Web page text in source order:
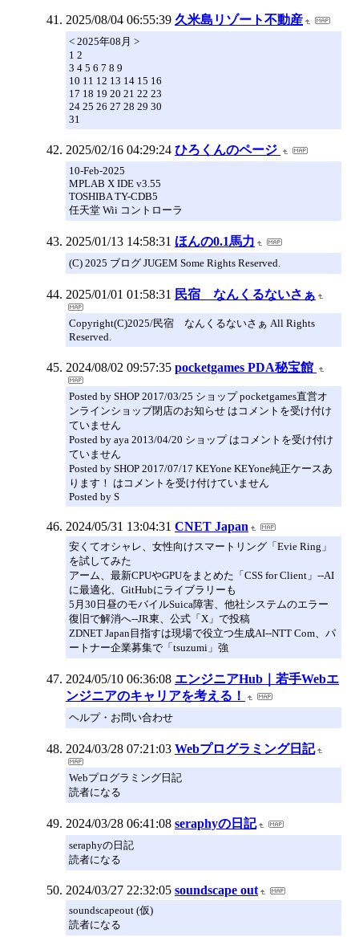
2025/08/04 06:55:39 久米島リゾート不動産
< 2025年08月 >
1 2
3 4 5 6 7 8 9
10 11 12 13 14 15 16
17 18 19 20 21 22 23
24 25 26 27 28 29 30
31
2025/02/16 04:29:24 ひろくんのページ
10-Feb-2025
MPLAB X IDE v3.55
TOSHIBA TY-CDB5
任天堂 Wii コントローラ
2025/01/13 14:58:31 ほんの0.1馬力
(C) 2025 ブログ JUGEM Some Rights Reserved.
2025/01/01 01:58:31 民宿 なんくるないさぁ
Copyright(C)2025/民宿 なんくるないさぁ All Rights
Reserved.
2024/08/02 09:57:35 pocketgames PDA秘宝館
Posted by SHOP 2017/03/25 ショップ pocketgames直営オ
ンラインショップ閉店のお知らせ はコメントを受け付け
ていません
Posted by aya 2013/04/20 ショップ はコメントを受け付け
ていません
Posted by SHOP 2017/07/17 KEYone KEYone純正ケースあ
ります！ はコメントを受け付けていません
Posted by S
2024/05/31 13:04:31 CNET Japan
安くてオシャレ、女性向けスマートリング「Evie Ring」
を試してみた
アーム、最新CPUやGPUをまとめた「CSS for Client」--AI
に最適化、GitHubにライブラリーも
5月30日昼のモバイルSuica障害、他社システムのエラー
復旧で解消へ--JR東、公式「X」で投稿
ZDNET Japan目指すは現場で役立つ生成AI--NTT Com、パ
ートナー企業募集で「tsuzumi」強
2024/05/10 06:36:08 エンジニアHub｜若手Webエ
ンジニアのキャリアを考える！
ヘルプ・お問い合わせ
2024/03/28 07:21:03 Webプログラミング日記
Webプログラミング日記
読者になる
2024/03/28 06:41:08 seraphyの日記
seraphyの日記
読者になる
2024/03/27 22:32:05 soundscape out
soundscapeout (仮)
読者になる